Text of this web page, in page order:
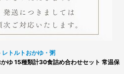
レトルトおかゆ・粥
ゆ 15種類計30食詰め合わせセット 常温保